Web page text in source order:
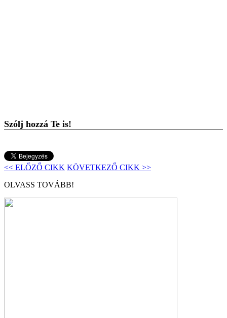
Szólj hozzá Te is!
<< ELŐZŐ CIKK KÖVETKEZŐ CIKK >>
OLVASS TOVÁBB!